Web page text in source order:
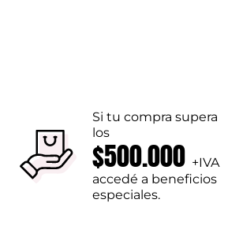
Si tu compra supera
los
$500.000 +IVA
accedé a beneficios
especiales.